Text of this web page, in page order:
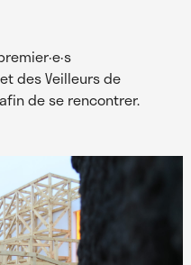
des Veilleurs de
de se rencontrer.